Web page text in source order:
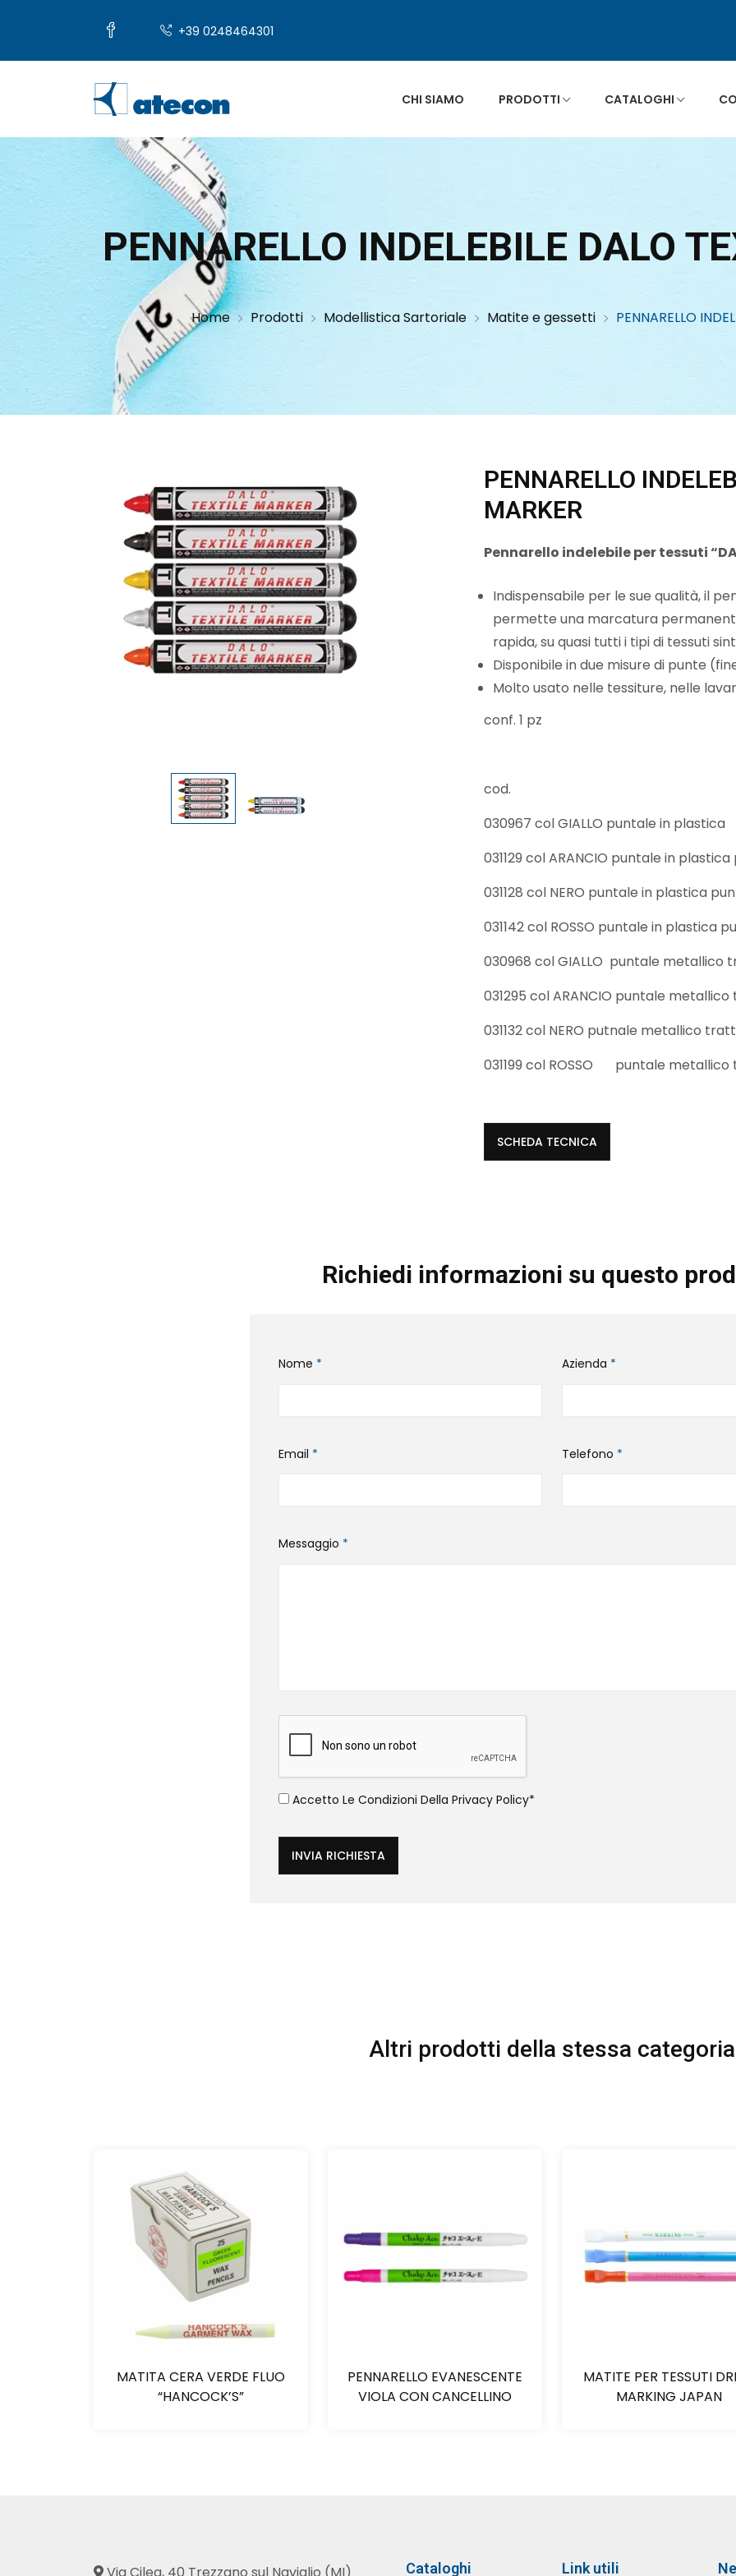
+39 0248464301
CHI SIAMO PRODOTTI CATALOGHI
PENNARELLO INDELEBILE DALO
Home Prodotti Modellistica Sartoriale Matite e gessetti PENNARELLO
PENNARELLO
MARKER
Pennarello indelebile per tessuti
Indispensabile per le sue qualità, il
permette una marcatura
rapida, su quasi tutti i tipi di tessuti
Disponibile in due misure di punte
Molto usato nelle tessiture, nelle
conf. 1 pz
cod.
030967 col GIALLO puntale in plastica
031129 col ARANCIO puntale in
031128 col NERO puntale in plastica
031142 col ROSSO puntale in plastica
030968 col GIALLO puntale metallico
031295 col ARANCIO puntale
031132 col NERO putnale metallico
031199 col ROSSO
puntale
SCHEDA TECNICA
Richiedi informazioni su questo
Nome * Azienda *
Email * Telefono *
Messaggio *
Accetto Le Condizioni Della Privacy Policy*
INVIA RICHIESTA
Altri prodotti della stessa categoria
MATITA CERA VERDE FLUO
“HANCOCK’S”
PENNARELLO EVANESCENTE
VIOLA CON CANCELLINO
MATITE PER TESSUTI
MARKING JAPAN
Via Cilea, 40 Trezzano sul Naviglio (MI) Cataloghi Link utili